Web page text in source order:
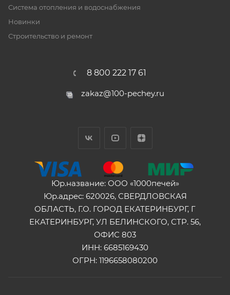
Система отопления и водоснабжения
Новинки
Строительство и ремонт
8 800 222 17 61
zakaz@100-pechey.ru
Юр.название: ООО «1000печей»
Юр.адрес: 620026, СВЕРДЛОВСКАЯ
ОБЛАСТЬ, Г.О. ГОРОД ЕКАТЕРИНБУРГ, Г
ЕКАТЕРИНБУРГ, УЛ БЕЛИНСКОГО, СТР. 56,
ОФИС 803
ИНН: 6685169430
ОГРН: 1196658080200